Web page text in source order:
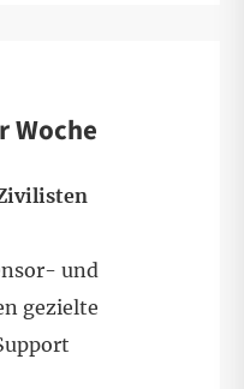
Woche
und
gezielte